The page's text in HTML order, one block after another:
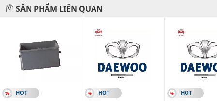
VIETPARTS - Thương hiệu 20 năm về cung cấp phụ tùng,
phụ kiện và phụ gia xe hơi.
Địa chỉ: 434 Trần Khát Chân- Hai Bà Trưng- Hà Nội
Hotline: 0945 333 777
SẢN PHẨM LIÊN QUAN
HOT HOT HOT